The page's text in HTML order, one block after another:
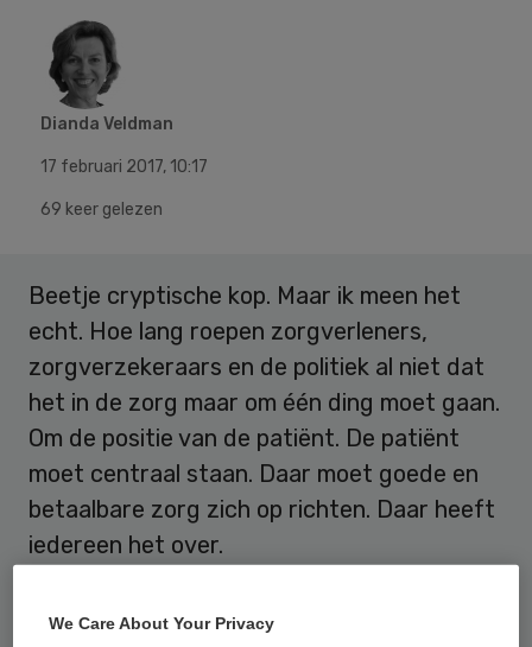
Dianda Veldman
17 februari 2017, 10:17
69 keer gelezen
Beetje cryptische kop. Maar ik meen het
echt. Hoe lang roepen zorgverleners,
zorgverzekeraars en de politiek al niet dat
het in de zorg maar om één ding moet gaan.
Om de positie van de patiënt. De patiënt
moet centraal staan. Daar moet goede en
betaalbare zorg zich op richten. Daar heeft
iedereen het over.
We Care About Your Privacy